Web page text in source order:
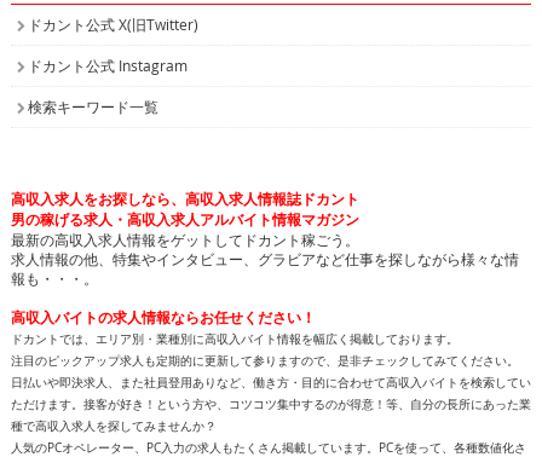
ドカント公式 X(旧Twitter)
ドカント公式 Instagram
検索キーワード一覧
高収入求人をお探しなら、高収入求人情報誌ドカント
男の稼げる求人・高収入求人アルバイト情報マガジン
最新の高収入求人情報をゲットしてドカント稼ごう。
求人情報の他、特集やインタビュー、グラビアなど仕事を探しながら様々な情
報も・・・。
高収入バイトの求人情報ならお任せください！
ドカントでは、エリア別・業種別に高収入バイト情報を幅広く掲載しております。
注目のピックアップ求人も定期的に更新して参りますので、是非チェックしてみてください。
日払いや即決求人、また社員登用ありなど、働き方・目的に合わせて高収入バイトを検索してい
ただけます。接客が好き！という方や、コツコツ集中するのが得意！等、自分の長所にあった業
種で高収入求人を探してみませんか？
人気のPCオペレーター、PC入力の求人もたくさん掲載しています。PCを使って、各種数値化さ